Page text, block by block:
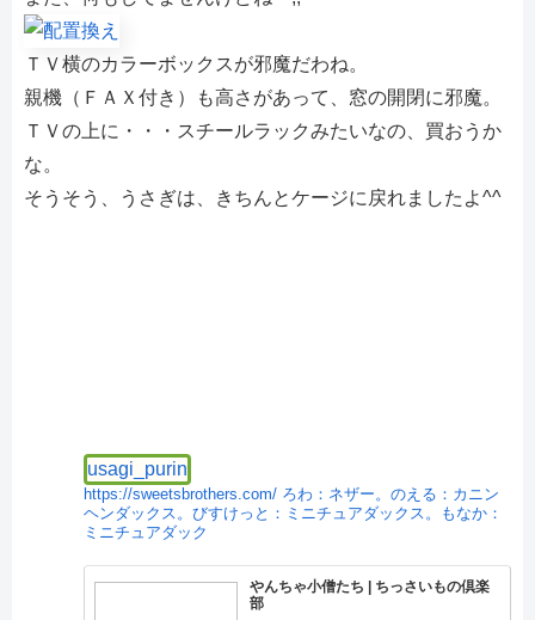
ＴＶ横のカラーボックスが邪魔だわね。
親機（ＦＡＸ付き）も高さがあって、窓の開閉に邪魔。
ＴＶの上に・・・スチールラックみたいなの、買おうか
な。
そうそう、うさぎは、きちんとケージに戻れましたよ^^
usagi_purin
https://sweetsbrothers.com/ ろわ：ネザー。のえる：カニン
ヘンダックス。びすけっと：ミニチュアダックス。もなか：
ミニチュアダック
やんちゃ小僧たち | ちっさいもの倶楽
部